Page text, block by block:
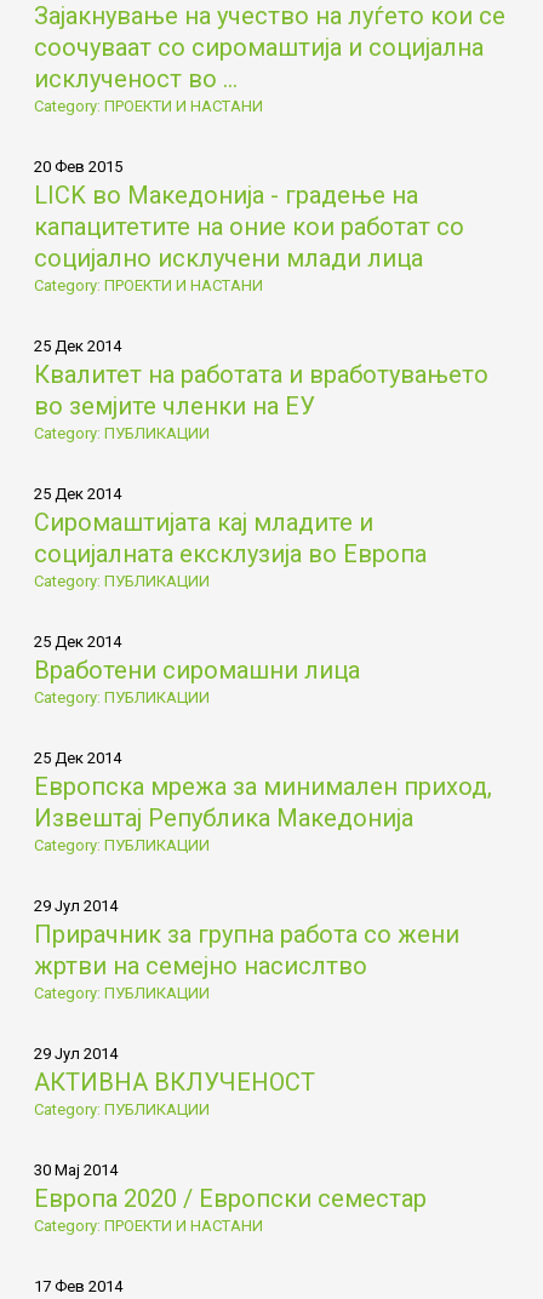
Зајакнување на учество на луѓето кои се
соочуваат со сиромаштија и социјална
исклученост во ...
Category: ПРОЕКТИ И НАСТАНИ
20 Фев 2015
LICK во Македонија - градење на
капацитетите на оние кои работат со
социјално исклучени млади лица
Category: ПРОЕКТИ И НАСТАНИ
25 Дек 2014
Квалитет на работата и вработувањето
во земјите членки на ЕУ
Category: ПУБЛИКАЦИИ
25 Дек 2014
Сиромаштијата кај младите и
социјалната ексклузија во Европа
Category: ПУБЛИКАЦИИ
25 Дек 2014
Вработени сиромашни лица
Category: ПУБЛИКАЦИИ
25 Дек 2014
Европска мрежа за минимален приход,
Извештај Република Македонија
Category: ПУБЛИКАЦИИ
29 Јул 2014
Прирачник за групна работа со жени
жртви на семејно насислтво
Category: ПУБЛИКАЦИИ
29 Јул 2014
АКТИВНА ВКЛУЧЕНОСТ
Category: ПУБЛИКАЦИИ
30 Мај 2014
Европа 2020 / Европски семестар
Category: ПРОЕКТИ И НАСТАНИ
17 Фев 2014